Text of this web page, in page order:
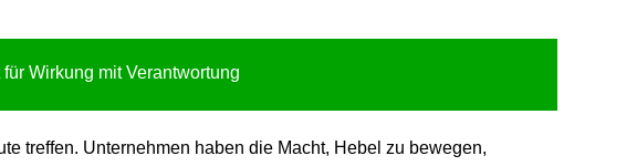
Wirkung mit Verantwortung
treffen. Unternehmen haben die Macht, Hebel zu bewegen,